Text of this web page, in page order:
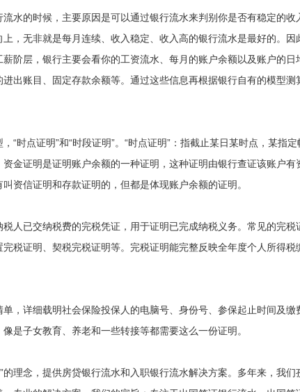
水的时候，主要原因是可以通过银行流水来判别你是否有稳定的
，无非就是每月连续、收入稳定、收入高的银行流水是最好的。
阶层，银行主要会看你的工资流水、每月的账户余额以及账户的
出账目、固定存款余额等。通过这些信息再根据银行自有的模型测
“时点证明”和“时段证明”。“时点证明”：指截止某日某时点，某指
金证明是证明账户余额的一种证明，这种证明由银行查证该账户
资信证明和存款证明的，但都是体现账户余额的证明。
人已交纳税费的完税凭证，用于证明已完成纳税义务。常见的完
税证明、契税完税证明等。完税证明能完整反映全年度个人所得
，详细载明社会保险投保人的电脑号、身份号、参保起止时间及
是子女教育、养老和一些转接等都需要这么一份证明。
的理念，提供房贷银行流水和入职银行流水解决方案。多年来，我